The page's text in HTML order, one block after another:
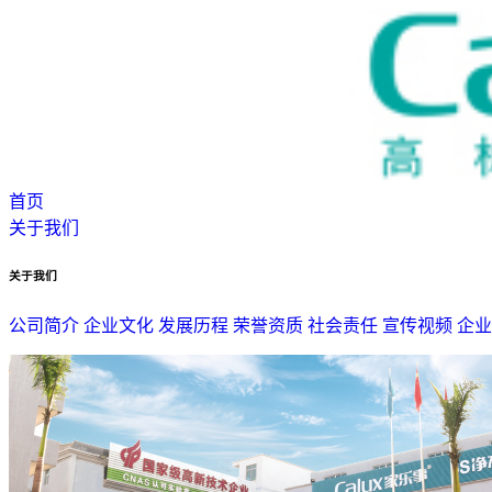
首页
关于我们
关于我们
公司简介 企业文化 发展历程 荣誉资质 社会责任 宣传视频 企